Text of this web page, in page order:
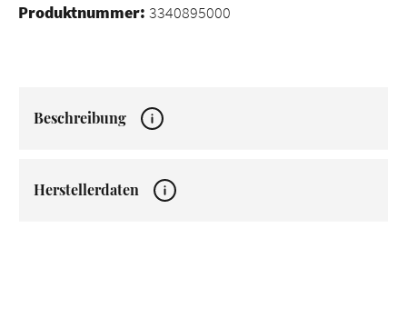
Produktnummer: 3340895000
Beschreibung
Herstellerdaten